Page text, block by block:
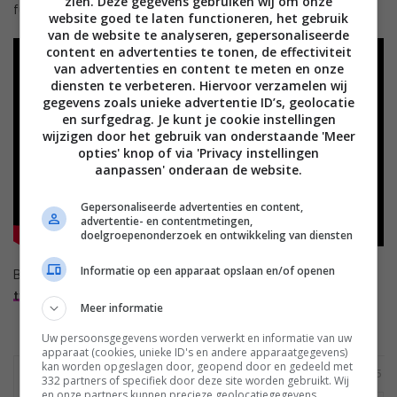
functies van de nieuwe XE93-serie.
Bekijk ook onzeeerste indruk van de nieuwe Sony lcd led
tv’s en oled tv’s
KD-65XE9305 KD-55XE9305 KD-49XE9005
website goed te laten functioneren, het gebruik
van de website te analyseren, gepersonaliseerde
content en advertenties te tonen, de effectiviteit
van advertenties en content te meten en onze
diensten te verbeteren. Hiervoor verzamelen wij
gegevens zoals unieke advertentie ID’s, geolocatie
en surfgedrag. Je kunt je cookie instellingen
wijzigen door het gebruik van onderstaande 'Meer
opties' knop of via 'Privacy instellingen
aanpassen' onderaan de website.
Gepersonaliseerde advertenties en content,
advertentie- en contentmetingen,
doelgroepenonderzoek en ontwikkeling van diensten
Informatie op een apparaat opslaan en/of openen
Meer informatie
Uw persoonsgegevens worden verwerkt en informatie van uw
apparaat (cookies, unieke ID's en andere apparaatgegevens)
kan worden opgeslagen door, geopend door en gedeeld met
332 partners of specifiek door deze site worden gebruikt. Wij